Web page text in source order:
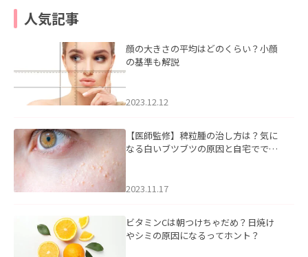
人気記事
顔の大きさの平均はどのくらい？小顔
の基準も解説
2023.12.12
【医師監修】稗粒腫の治し方は？気に
なる白いブツブツの原因と自宅ででき
2023.11.17
ビタミンCは朝つけちゃだめ？日焼け
やシミの原因になるってホント？